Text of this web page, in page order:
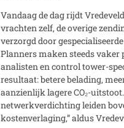
Vandaag de dag rijdt
vrachten zelf, de overige
verzorgd door
Planners maken steeds vaker
analisten en control tower-
resultaat: betere belading,
aanzienlijk lagere CO₂-uitstoot.
netwerkverdichting leiden
kostenverlaging,” aldus